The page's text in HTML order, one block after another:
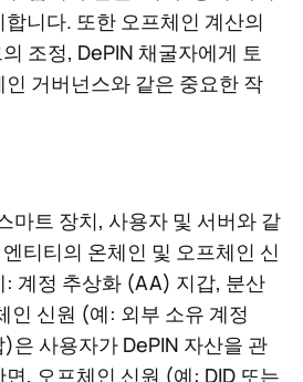
니다. 또한 오프체인 계산의
조정, DePIN 채굴자에게 토
거버넌스와 같은 중요한 작
마트 장치, 사용자 및 서버와 같
티티의 온체인 및 오프체인 신
계정 추상화 (AA) 지갑, 분산
인 신원 (예: 외부 소유 계정
은 사용자가 DePIN 자산을 관
, 오프체인 신원 (예: DID 또는